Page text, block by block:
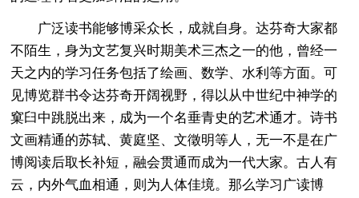
广泛读书能够博采众长，成就自身。达芬奇大家都
不陌生，身为文艺复兴时期美术三杰之一的他，曾经一
天之内的学习任务包括了绘画、数学、水利等方面。可
见博览群书令达芬奇开阔视野，得以从中世纪中神学的
窠臼中跳脱出来，成为一个名垂青史的艺术通才。诗书
文画精通的苏轼、黄庭坚、文徵明等人，无一不是在广
博阅读后取长补短，融会贯通而成为一代大家。古人有
云，内外气血相通，则为人体佳境。那么学习广读博